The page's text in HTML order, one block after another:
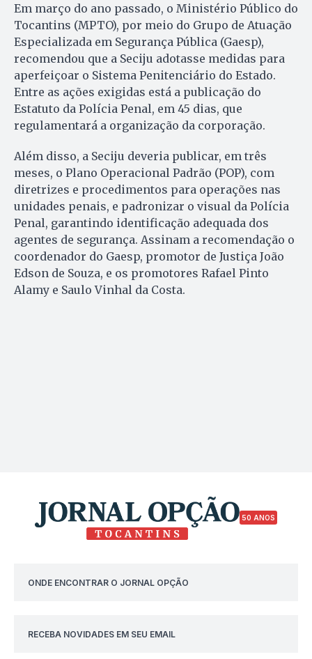
Em março do ano passado, o Ministério Público do
Tocantins (MPTO), por meio do Grupo de Atuação
Especializada em Segurança Pública (Gaesp),
recomendou que a Seciju adotasse medidas para
aperfeiçoar o Sistema Penitenciário do Estado.
Entre as ações exigidas está a publicação do
Estatuto da Polícia Penal, em 45 dias, que
regulamentará a organização da corporação.
Além disso, a Seciju deveria publicar, em três
meses, o Plano Operacional Padrão (POP), com
diretrizes e procedimentos para operações nas
unidades penais, e padronizar o visual da Polícia
Penal, garantindo identificação adequada dos
agentes de segurança. Assinam a recomendação o
coordenador do Gaesp, promotor de Justiça João
Edson de Souza, e os promotores Rafael Pinto
Alamy e Saulo Vinhal da Costa.
50 ANOS
ONDE ENCONTRAR O JORNAL OPÇÃO
RECEBA NOVIDADES EM SEU EMAIL